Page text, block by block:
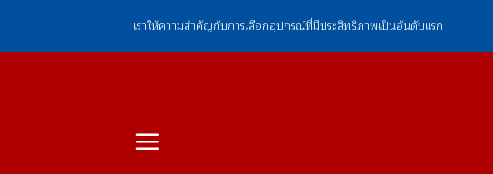
ยัง
เราให้ความสำคัญกับการเลือกอุปกรณ์ที่มีประสิทธิภาพเป็นอันดับแรก